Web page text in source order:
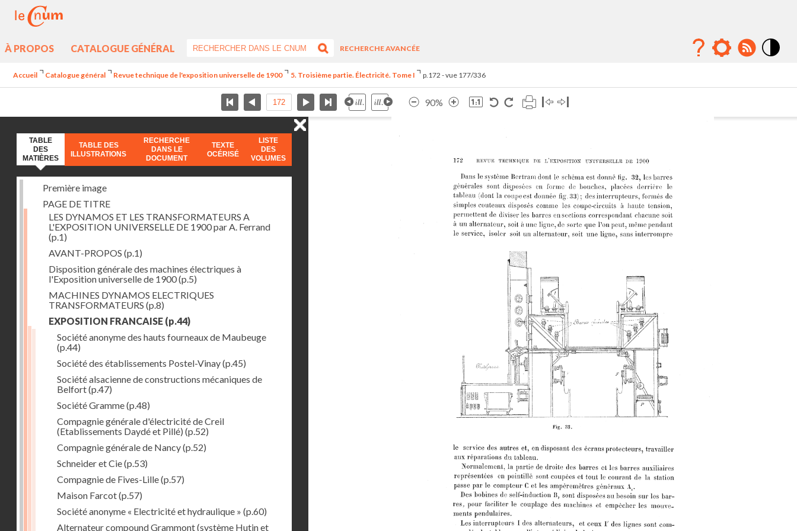
À PROPOS CATALOGUE GÉNÉRAL
RECHERCHE AVANCÉE
Accueil Catalogue général Revue technique de l'exposition universelle de 1900 5. Troisième partie. Électricité. Tome I p.172 - vue 177/336
90%
TABLE
DES
MATIÈRES
TABLE DES
ILLUSTRATIONS
RECHERCHE
DANS LE
DOCUMENT
TEXTE
OCÉRISÉ
LISTE
DES
VOLUMES
Première image
PAGE DE TITRE
LES DYNAMOS ET LES TRANSFORMATEURS A
L'EXPOSITION UNIVERSELLE DE 1900 par A. Ferrand
(p.1)
AVANT-PROPOS (p.1)
Disposition générale des machines électriques à
l'Exposition universelle de 1900(p.5)
MACHINES DYNAMOS ELECTRIQUES
TRANSFORMATEURS (p.8)
EXPOSITION FRANCAISE (p.44)
Société anonyme des hauts fourneaux de Maubeuge
(p.44)
Société des établissements Postel-Vinay(p.45)
Société alsacienne de constructions mécaniques de
Belfort(p.47)
Société Gramme(p.48)
Compagnie générale d'électricité de Creil
(Etablissements Daydé et Pillé) (p.52)
Compagnie générale de Nancy(p.52)
Schneider et Cie(p.53)
Compagnie de Fives-Lille(p.57)
Maison Farcot(p.57)
Société anonyme « Electricité et hydraulique » (p.60)
Alternateur compound Grammont (système Hutin et